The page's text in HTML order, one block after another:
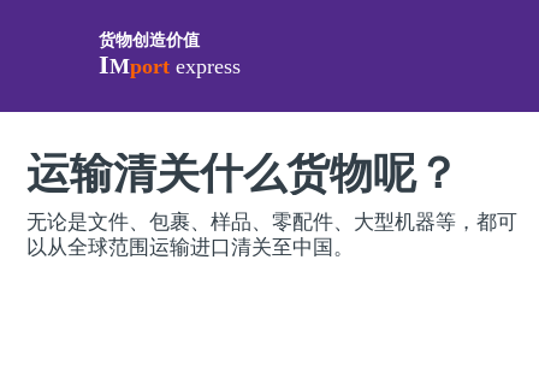
货物创造价值
IMport express
运输清关什么货物呢？
无论是文件、包裹、样品、零配件、大型机器等，都可
以从全球范围运输进口清关至中国。